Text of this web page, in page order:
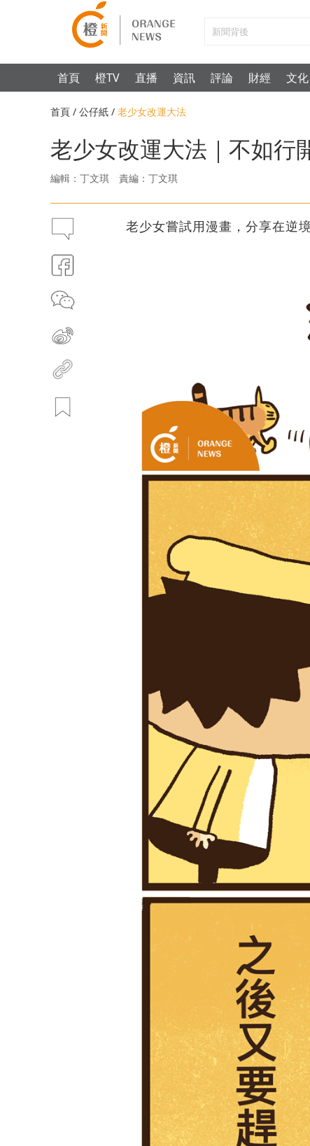
首頁 橙TV 直播 資訊 評論 財經 文化
首頁 / 公仔紙 / 老少女改運大法
老少女改運大法｜不如行
編輯：丁文琪 責編：丁文琪
老少女嘗試用漫畫，分享在逆